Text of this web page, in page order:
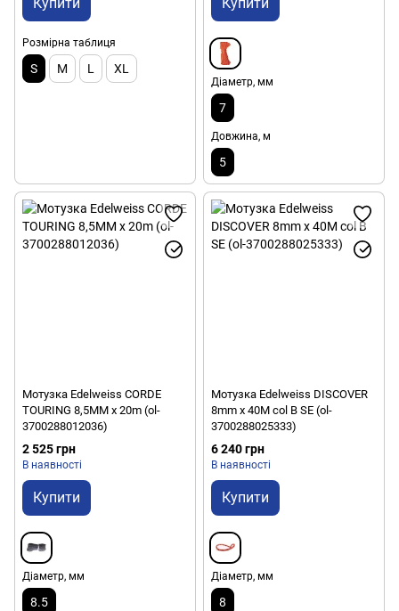
Купити
Розмірна таблиця
S M L XL
Купити
Діаметр, мм
7
Довжина, м
5
Мотузка Edelweiss CORDE
TOURING 8,5MM x 20m (ol-
3700288012036)
2 525 грн
В наявності
Купити
Діаметр, мм
8.5
Мотузка Edelweiss DISCOVER
8mm x 40M col B SE (ol-
3700288025333)
6 240 грн
В наявності
Купити
Діаметр, мм
8